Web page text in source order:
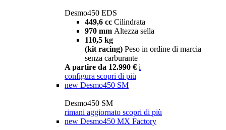
Desmo450 EDS
449,6 cc Cilindrata
970 mm Altezza sella
110,5 kg
(kit racing) Peso in ordine di marcia
senza carburante
A partire da 12.990 € i
configura scopri di più
new Desmo450 SM
Desmo450 SM
rimani aggiornato scopri di più
new Desmo450 MX Factory